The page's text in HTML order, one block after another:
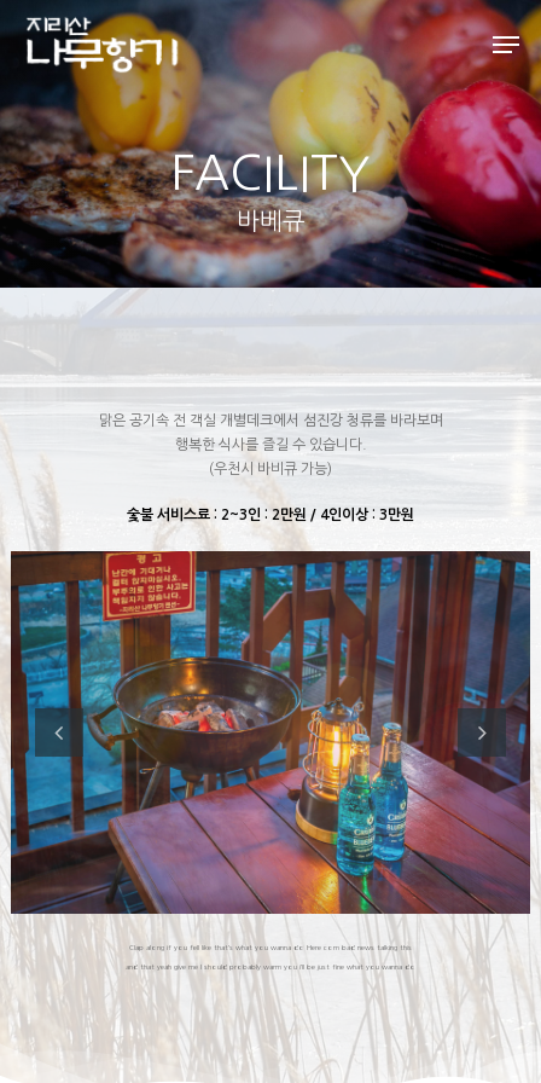
Hit enter to search or ESC to close
FACILITY
바베큐
맑은 공기속 전 객실 개별데크에서 섬진강 청류를 바라보며
행복한 식사를 즐길 수 있습니다.
(우천시 바비큐 가능)
숯불 서비스료 : 2~3인 : 2만원 / 4인이상 : 3만원
Clap along if you fell like that’s what you wanna do Here com bad news talking this
and that yeah give me I should probably warm you i’ll be just fine what you wanna do